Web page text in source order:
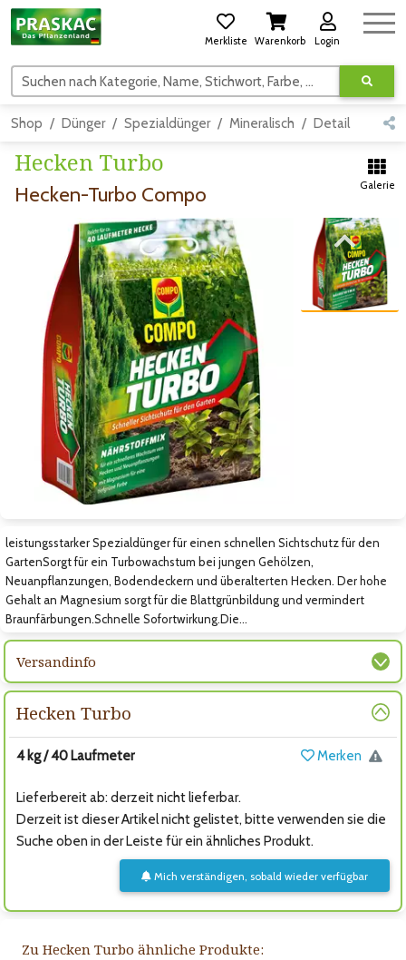
Merkliste Warenkorb Login
Suchen nach Kategorie, Name, Stichwort, Farbe, usw.
Shop Dünger Spezialdünger Mineralisch Detail
Hecken Turbo
Hecken-Turbo Compo Galerie
Zum vorigen Bild
Zum nächsten Bild
leistungsstarker Spezialdünger für einen schnellen Sichtschutz für den
GartenSorgt für ein Turbowachstum bei jungen Gehölzen,
Neuanpflanzungen, Bodendeckern und überalterten Hecken. Der hohe
Gehalt an Magnesium sorgt für die Blattgrünbildung und vermindert
Braunfärbungen.Schnelle Sofortwirkung.Die…
Versandinfo
Hecken Turbo
4 kg / 40 Laufmeter Merken
Lieferbereit ab: derzeit nicht lieferbar.
Derzeit ist dieser Artikel nicht gelistet, bitte verwenden sie die
Suche oben in der Leiste für ein ähnliches Produkt.
Mich verständigen, sobald wieder verfügbar
Zu Hecken Turbo ähnliche Produkte: